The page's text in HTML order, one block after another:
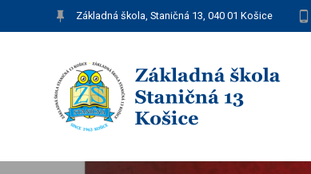
Základná škola, Staničná 13, 040 01 Košice